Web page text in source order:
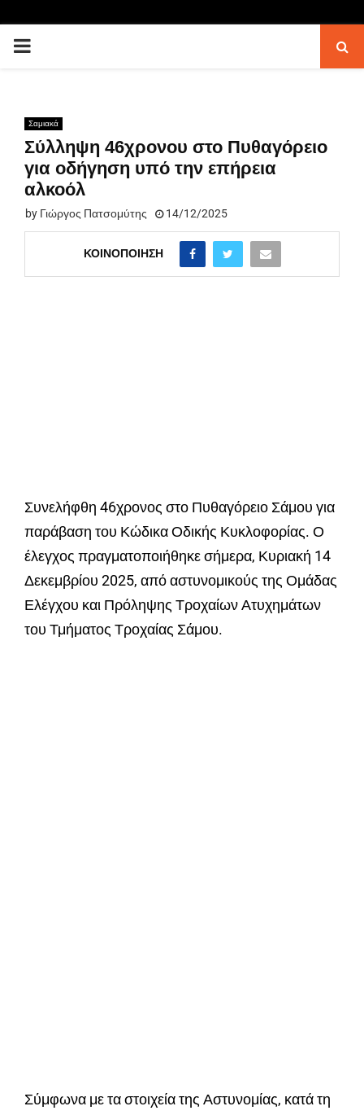
PRIMARY
Σαμιακά
Σύλληψη 46χρονου στο Πυθαγόρειο
για οδήγηση υπό την επήρεια
αλκοόλ
by Γιώργος Πατσομύτης 14/12/2025
ΚΟΙΝΟΠΟΊΗΣΗ
Συνελήφθη 46χρονος στο Πυθαγόρειο Σάμου για
παράβαση του Κώδικα Οδικής Κυκλοφορίας. Ο
έλεγχος πραγματοποιήθηκε σήμερα, Κυριακή 14
Δεκεμβρίου 2025, από αστυνομικούς της Ομάδας
Ελέγχου και Πρόληψης Τροχαίων Ατυχημάτων
του Τμήματος Τροχαίας Σάμου.
Σύμφωνα με τα στοιχεία της Αστυνομίας, κατά τη